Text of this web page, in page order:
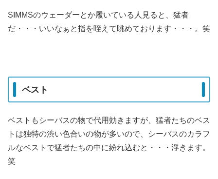
SIMMSのウェーダーとか履いている人見ると、猛者
だ・・・いいなぁと指を咥えて眺めております・・・。笑
ベスト
ベストもシーバスの物で代用効きますが、猛者たちのベス
トは独特の渋い色合いの物が多いので、シーバスのカラフ
ルなベストで猛者たちの中に紛れ込むと・・・浮きます。
笑